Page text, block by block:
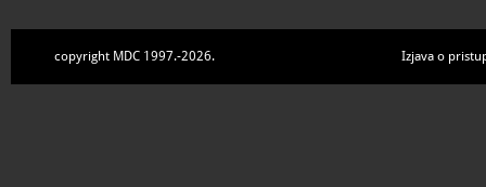
copyright MDC 1997.-2026. Izjava o